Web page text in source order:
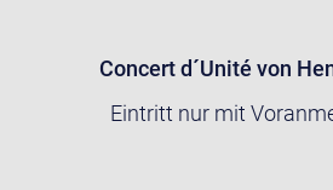
Concert d´Unité von
Eintritt nur mit